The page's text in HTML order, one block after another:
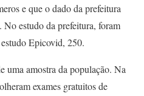
e que o dado da prefeitura
estudo da prefeitura, foram
Epicovid, 250.
uma amostra da população. Na
exames gratuitos de